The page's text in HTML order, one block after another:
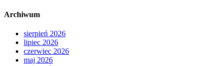
Archiwum
sierpień 2026
lipiec 2026
czerwiec 2026
maj 2026